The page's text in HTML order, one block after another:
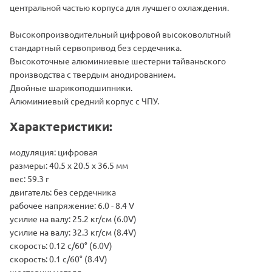
центральной частью корпуса для лучшего охлаждения.
Высокопроизводительный цифровой высоковольтный
стандартный сервопривод без сердечника.
Высокоточные алюминиевые шестерни тайваньского
производства с твердым анодированием.
Двойные шарикоподшипники.
Алюминиевый средний корпус с ЧПУ.
Характеристики:
модуляция: цифровая
размеры: 40.5 х 20.5 х 36.5 мм
вес: 59.3 г
двигатель: без сердечника
рабочее напряжение: 6.0 - 8.4 V
усилие на валу: 25.2 кг/см (6.0V)
усилие на валу: 32.3 кг/см (8.4V)
скорость: 0.12 с/60° (6.0V)
скорость: 0.1 с/60° (8.4V)